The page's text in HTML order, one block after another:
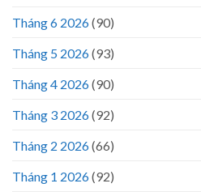
Tháng 6 2026(90)
Tháng 5 2026(93)
Tháng 4 2026(90)
Tháng 3 2026(92)
Tháng 2 2026(66)
Tháng 1 2026(92)